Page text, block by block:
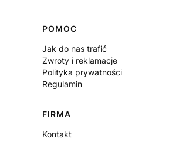
Linki w stopce
POMOC
Jak do nas trafić
Zwroty i reklamacje
Polityka prywatności
Regulamin
FIRMA
Kontakt